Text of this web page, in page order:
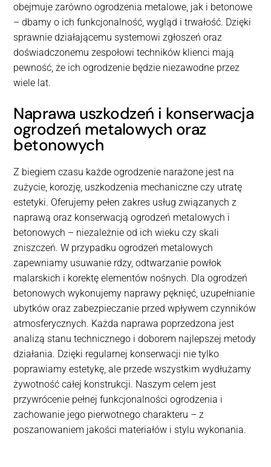
obejmuje zarówno ogrodzenia metalowe, jak i betonowe
– dbamy o ich funkcjonalność, wygląd i trwałość. Dzięki
sprawnie działającemu systemowi zgłoszeń oraz
doświadczonemu zespołowi techników klienci mają
pewność, że ich ogrodzenie będzie niezawodne przez
wiele lat.
Naprawa uszkodzeń i konserwacja
ogrodzeń metalowych oraz
betonowych
Z biegiem czasu każde ogrodzenie narażone jest na
zużycie, korozję, uszkodzenia mechaniczne czy utratę
estetyki. Oferujemy pełen zakres usług związanych z
naprawą oraz konserwacją ogrodzeń metalowych i
betonowych – niezależnie od ich wieku czy skali
zniszczeń. W przypadku ogrodzeń metalowych
zapewniamy usuwanie rdzy, odtwarzanie powłok
malarskich i korektę elementów nośnych. Dla ogrodzeń
betonowych wykonujemy naprawy pęknięć, uzupełnianie
ubytków oraz zabezpieczanie przed wpływem czynników
atmosferycznych. Każda naprawa poprzedzona jest
analizą stanu technicznego i doborem najlepszej metody
działania. Dzięki regularnej konserwacji nie tylko
poprawiamy estetykę, ale przede wszystkim wydłużamy
żywotność całej konstrukcji. Naszym celem jest
przywrócenie pełnej funkcjonalności ogrodzenia i
zachowanie jego pierwotnego charakteru – z
poszanowaniem jakości materiałów i stylu wykonania.